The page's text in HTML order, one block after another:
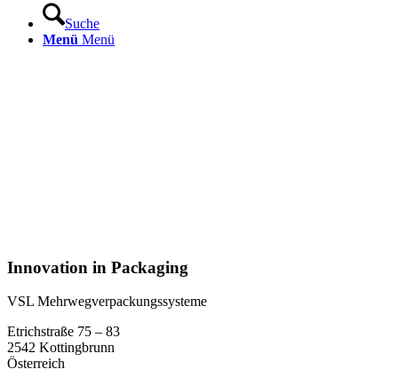
Suche
Menü Menü
Innovation in Packaging
VSL Mehrweg­verpackungssysteme
Etrichstraße 75 – 83
2542 Kottingbrunn
Österreich